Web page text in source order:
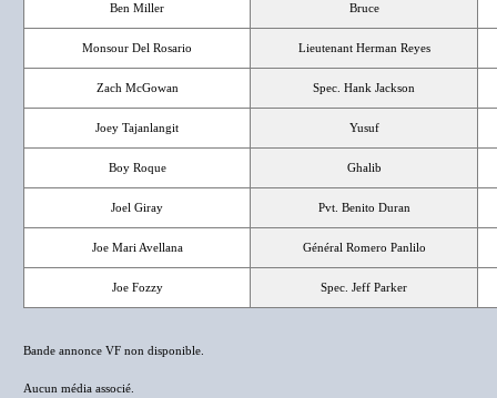
Ben Miller Bruce
Monsour Del Rosario Lieutenant Herman Reyes
Zach McGowan Spec. Hank Jackson
Joey Tajanlangit Yusuf
Boy Roque Ghalib
Joel Giray Pvt. Benito Duran
Joe Mari Avellana Général Romero Panlilo
Joe Fozzy Spec. Jeff Parker
Bande annonce VF non disponible.
Aucun média associé.